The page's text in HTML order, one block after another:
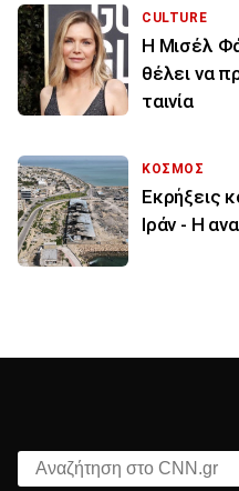
CULTURE
Η Μισέλ
θέλει να
ταινία
ΚΟΣΜΟΣ
Εκρήξεις
Ιράν - Η
Αναζήτηση στο CNN.gr